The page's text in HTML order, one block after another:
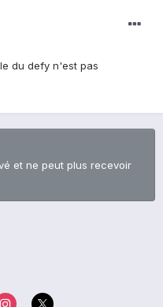
du defy n'est pas
et ne peut plus recevoir